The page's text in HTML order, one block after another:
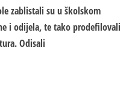
zablistali su u školskom
i odijela, te tako prodefilovali
Odisali